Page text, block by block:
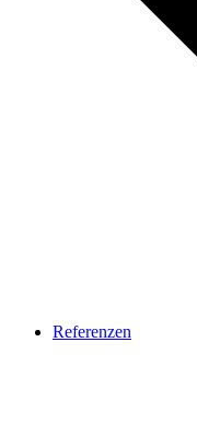
Referenzen